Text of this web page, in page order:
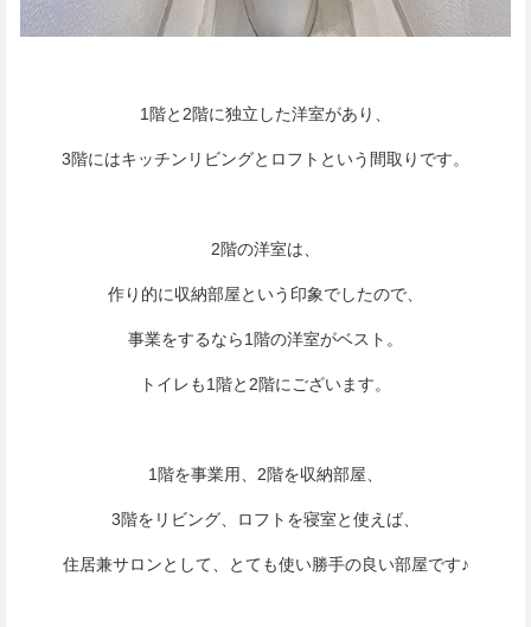
1階と2階に独立した洋室があり、
3階にはキッチンリビングとロフトという間取りです。
2階の洋室は、
作り的に収納部屋という印象でしたので、
事業をするなら1階の洋室がベスト。
トイレも1階と2階にございます。
1階を事業用、2階を収納部屋、
3階をリビング、ロフトを寝室と使えば、
住居兼サロンとして、とても使い勝手の良い部屋です♪